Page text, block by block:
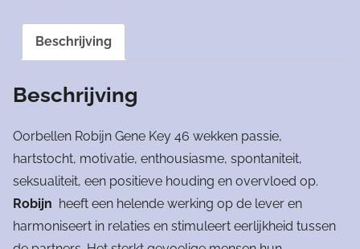
Beschrijving
Beschrijving
Oorbellen Robijn Gene Key 46 wekken passie,
hartstocht, motivatie, enthousiasme, spontaniteit,
seksualiteit, een positieve houding en overvloed op.
Robijn heeft een helende werking op de lever en
harmoniseert in relaties en stimuleert eerlijkheid tussen